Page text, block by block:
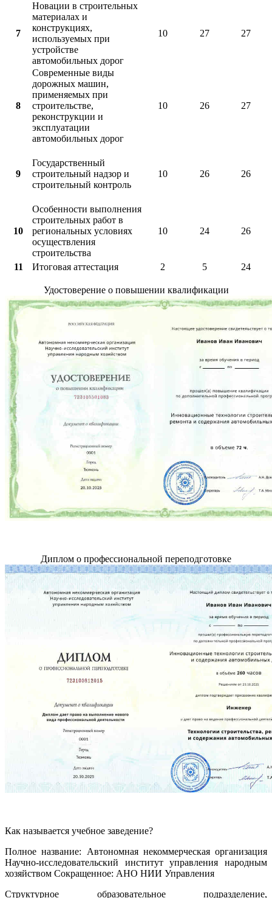
7
Новации в строительных
материалах и
конструкциях,
используемых при
устройстве
автомобильных дорог
10 27 27
8
Современные виды
дорожных машин,
применяемых при
строительстве,
реконструкции и
эксплуатации
автомобильных дорог
10 26 27
9
Государственный
строительный надзор и
строительный контроль
10 26 26
10
Особенности выполнения
строительных работ в
региональных условиях
осуществления
строительства
10 24 26
11 Итоговая аттестация 2 5 24
Удостоверение о повышении квалификации
Диплом о профессиональной переподготовке
Как называется учебное заведение?
Полное название: Автономная некоммерческая организация
Научно-исследовательский институт управления народным
хозяйством Сокращенное: АНО НИИ Управления
Структурное образовательное подразделение,